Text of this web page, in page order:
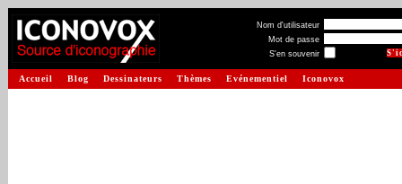
Nom d'utilisateur
Mot de passe
S'en souvenir
Accueil Blog Dessinateurs Thèmes Evénementiel Iconovox